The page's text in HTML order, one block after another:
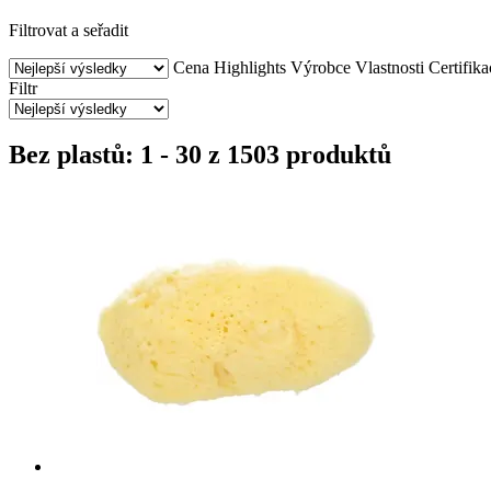
Filtrovat a seřadit
Cena Highlights Výrobce Vlastnosti
Filtr
Bez plastů: 1 - 30 z 1503 produktů